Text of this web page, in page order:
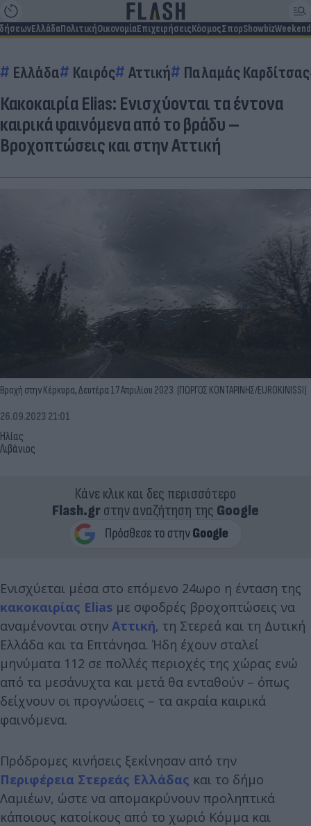
ΕλλάδαΠολιτικήΟικονομίαΕπιχειρήσειςΚόσμοςΣπορShowbizWeekend
Ελλάδα Καιρός Αττική Παλαμάς Καρδίτσας
Κακοκαιρία Elias: Ενισχύονται τα έντονα
καιρικά φαινόμενα από το βράδυ –
Βροχοπτώσεις και στην Αττική
Βροχή στην Κέρκυρα, Δευτέρα 17 Απριλίου 2023. (ΓΙΩΡΓΟΣ ΚΟΝΤΑΡΙΝΗΣ/EUROKINISSI)
Ηλίας
Λιβάνιος
26.09.2023 21:01
Κάνε κλικ και δες περισσότερο
Flash.grστην αναζήτηση της Google
Ενισχύεται μέσα στο επόμενο 24ωρο η ένταση της
κακοκαιρίας Elias με σφοδρές βροχοπτώσεις να
αναμένονται στην Αττική, τη Στερεά και τη Δυτική
Ελλάδα και τα Επτάνησα. Ήδη έχουν σταλεί
μηνύματα 112 σε πολλές περιοχές της χώρας ενώ
από τα μεσάνυχτα και μετά θα ενταθούν – όπως
δείχνουν οι προγνώσεις – τα ακραία καιρικά
φαινόμενα.
Πρόδρομες κινήσεις ξεκίνησαν από την
Περιφέρεια Στερεάς Ελλάδας και το δήμο
Λαμιέων, ώστε να απομακρύνουν προληπτικά
κάποιους κατοίκους από το χωριό Κόμμα και